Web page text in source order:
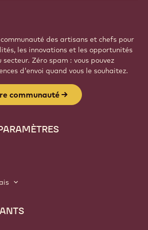
des artisans et chefs pour
les innovations et les opportunités
Zéro spam : vous pouvez
d'envoi quand vous le souhaitez.
communauté